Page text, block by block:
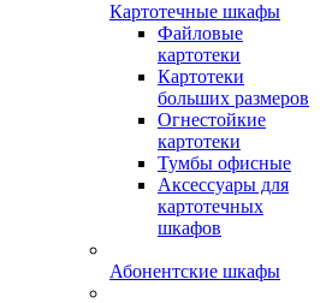
Картотечные шкафы
Файловые
картотеки
Картотеки
больших размеров
Огнестойкие
картотеки
Тумбы офисные
Аксессуары для
картотечных
шкафов
Абонентские шкафы